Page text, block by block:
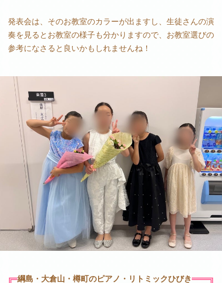
発表会は、そのお教室のカラーが出ますし、生徒さんの演
奏を見るとお教室の様子も分かりますので、お教室選びの
参考になさると良いかもしれませんね！
綱島・大倉山・樽町のピアノ・リトミックひびき